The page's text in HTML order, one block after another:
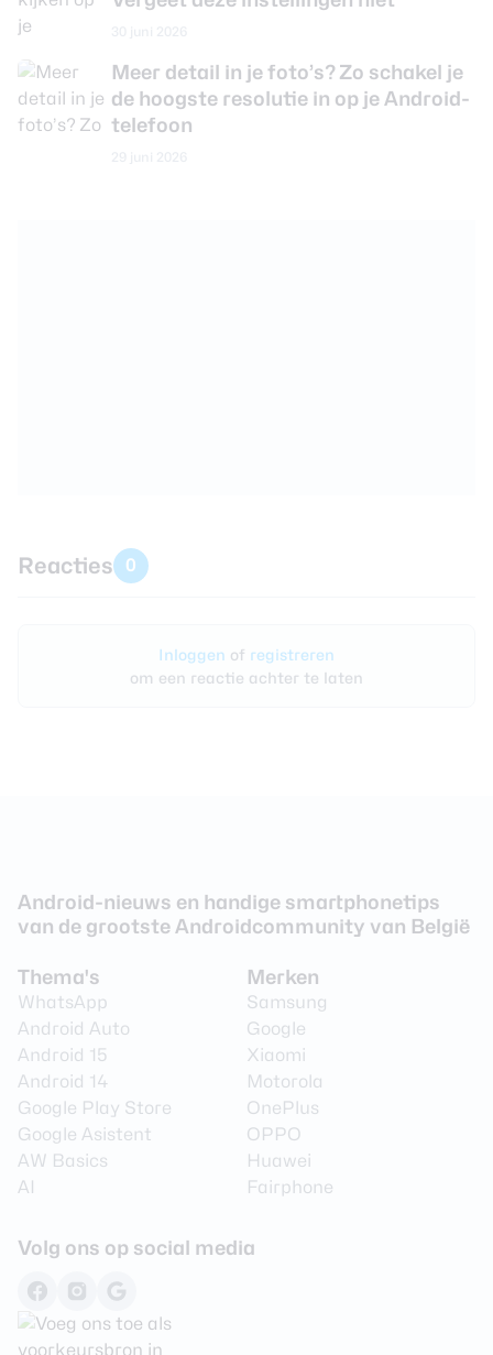
Meer detail in je foto’s? Zo schakel je
de hoogste resolutie in op je Android-
telefoon
Reacties 0
Inloggen of registreren
om een reactie achter te laten
Android-nieuws en handige smartphonetips
van de grootste Androidcommunity van België
Thema's
WhatsApp
Android Auto
Android 15
Android 14
Google Play Store
Google Asistent
AW Basics
AI
Merken
Samsung
Google
Xiaomi
Motorola
OnePlus
OPPO
Huawei
Fairphone
Volg ons op social media